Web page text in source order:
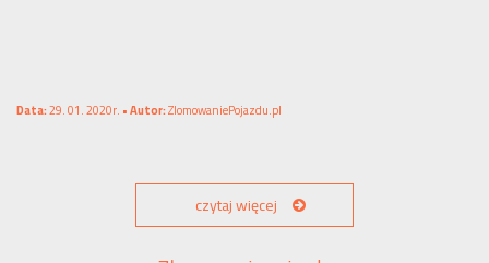
Data:29. 01. 2020r. •Autor:ZlomowaniePojazdu.pl
czytaj więcej